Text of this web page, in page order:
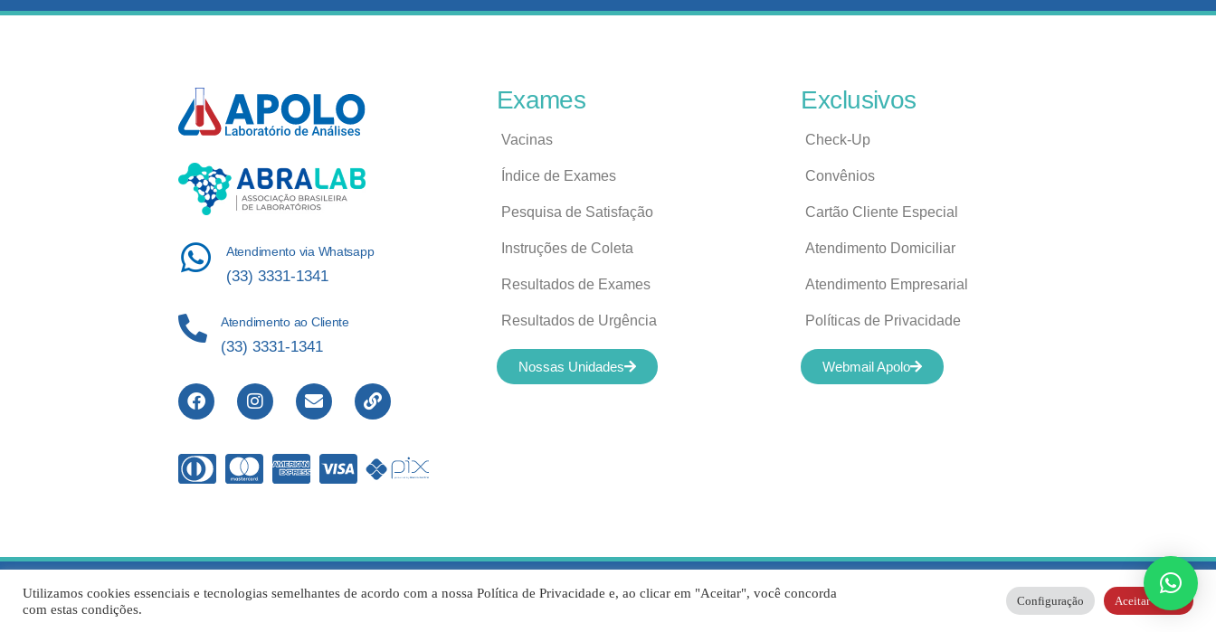
Atendimento via Whatsapp
(33) 3331-1341
Atendimento ao Cliente
(33) 3331-1341
Exames
Vacinas
Índice de Exames
Pesquisa de Satisfação
Instruções de Coleta
Resultados de Exames
Resultados de Urgência
Nossas Unidades
Exclusivos
Check-Up
Convênios
Cartão Cliente Especial
Atendimento Domiciliar
Atendimento Empresarial
Políticas de Privacidade
Webmail Apolo
Direitos Reservados © 2012-2022 Laboratório de Análises Apolo Ltda – 00.421.604/0001-01 |
Utilizamos cookies essenciais e tecnologias semelhantes de acordo com a nossa Política de Privacidade e, ao clicar em "Aceitar", você concorda
com estas condições.
Configuração Aceitar Todos